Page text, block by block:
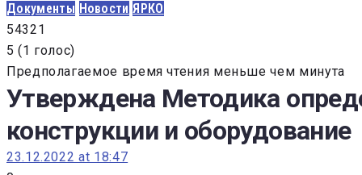
Документы Новости ЯРКО
54321
5 (1 голос)
Предполагаемое время чтения меньше чем минута
Утверждена Методика
конструкции и оборудование
23.12.2022 at 18:47